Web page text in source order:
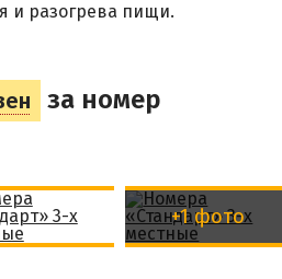
и разогрева пищи.
за номер
+1 фото